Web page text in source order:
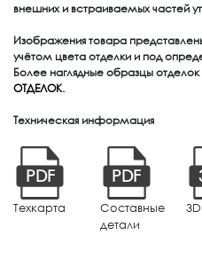
внешних и встраиваемых частей
Изображения товара
учётом цвета отделки и под
Более наглядные образцы
ОТДЕЛОК.
Техническая информация
PDF
Техкарта
PDF
Составные
детали